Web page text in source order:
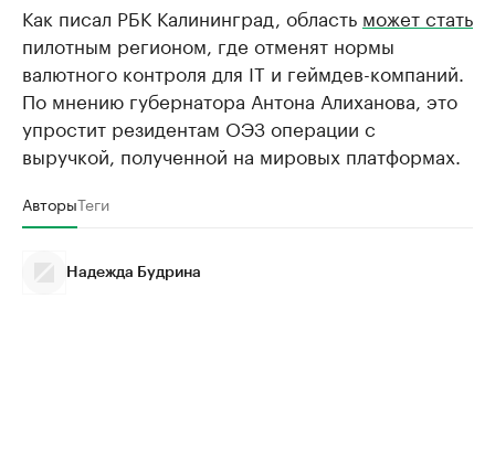
Как писал РБК Калининград, область может стать
пилотным регионом, где отменят нормы
валютного контроля для IT и геймдев-компаний.
По мнению губернатора Антона Алиханова, это
упростит резидентам ОЭЗ операции с
выручкой, полученной на мировых платформах.
АвторыТеги
Надежда Будрина